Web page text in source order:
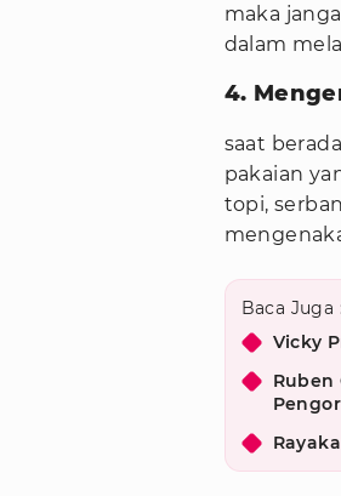
maka
dalam
4.
saat
pakaian
topi,
Baca Juga :
Vicky
Ruben